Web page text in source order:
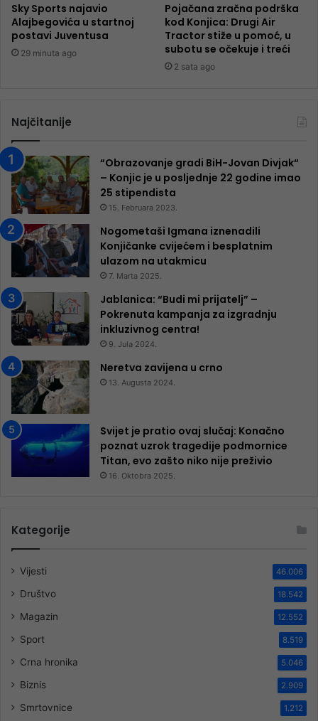
Sky Sports najavio
Alajbegovića u startnoj
postavi Juventusa
29 minuta ago
Pojačana zračna podrška
kod Konjica: Drugi Air
Tractor stiže u pomoć, u
subotu se očekuje i treći
2 sata ago
Najčitanije
“Obrazovanje gradi BiH-Jovan Divjak“
– Konjic je u posljednje 22 godine imao
25 ​​stipendista
15. Februara 2023.
Nogometaši Igmana iznenadili
Konjičanke cvijećem i besplatnim
ulazom na utakmicu
7. Marta 2025.
Jablanica: “Budi mi prijatelj” –
Pokrenuta kampanja za izgradnju
inkluzivnog centra!
9. Jula 2024.
Neretva zavijena u crno
13. Augusta 2024.
Svijet je pratio ovaj slučaj: Konačno
poznat uzrok tragedije podmornice
Titan, evo zašto niko nije preživio
16. Oktobra 2025.
Kategorije
Vijesti 46.006
Društvo 18.542
Magazin 12.552
Sport 8.519
Crna hronika 5.046
Biznis 2.909
Smrtovnice 1.212